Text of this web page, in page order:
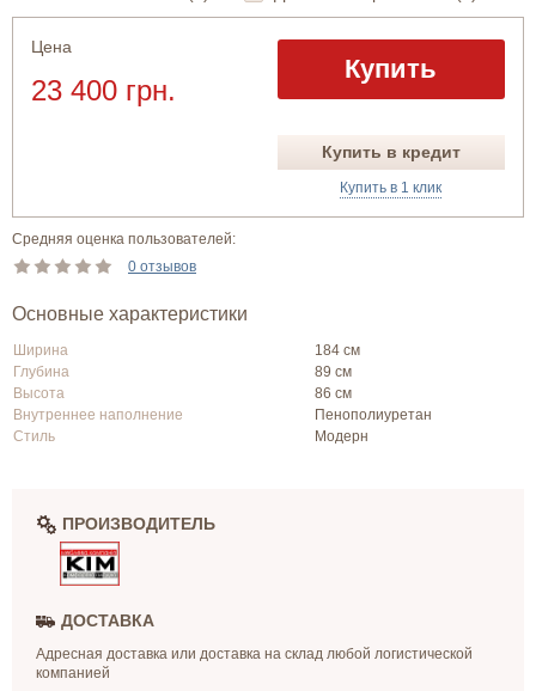
Цена
23 400 грн.
Купить
Купить в кредит
Купить в 1 клик
Средняя оценка пользователей:
0 отзывов
Основные характеристики
Ширина
184 см
Глубина
89 см
Высота
86 см
Внутреннее наполнение
Пенополиуретан
Стиль
Модерн
ПРОИЗВОДИТЕЛЬ
ДОСТАВКА
Адресная доставка или доставка на склад любой логистической
компанией